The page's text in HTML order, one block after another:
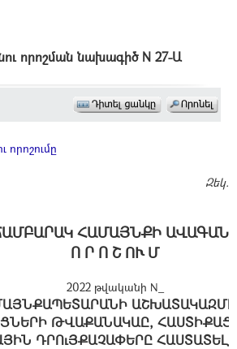
որոշման նախագիծ N 27-Ա
Զեկ.
ՀԱՄԱՅՆՔԻ
Ո Ր Ո Շ ՈՒ Մ
2022 թվականի N_
ԹՎԱՔԱՆԱԿԱԸ,
ԴՐՈւՅՔԱՉԱՓԵՐԸ